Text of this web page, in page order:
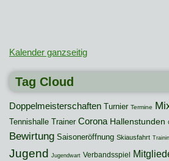
Kalender ganzseitig
Tag Cloud
Doppelmeisterschaften Turnier Termine
Tennishalle Trainer Corona Hallenstunden
Bewirtung Saisoneröffnung Skiausfahrt
Jugend Jugendwart Verbandsspiel